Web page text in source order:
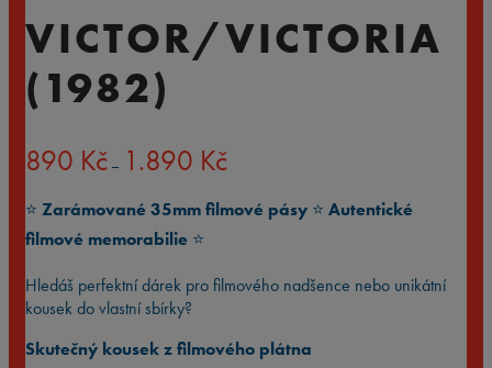
VICTOR/VICTORIA
(1982)
890 Kč – 1.890 Kčcen:
až
⭐️ Zarámované 35mm filmové pásy ⭐️ Autentické
filmové memorabilie ⭐️
Hledáš perfektní dárek pro filmového nadšence nebo unikátní
kousek do vlastní sbírky?
Skutečný kousek z filmového plátna